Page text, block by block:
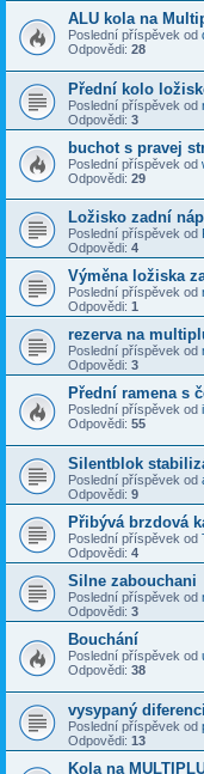
ALU kola na
Poslední příspěvek od
Odpovědi: 28
Přední kolo
Poslední příspěvek od
Odpovědi: 3
buchot s pravej
Poslední příspěvek od
Odpovědi: 29
Ložisko zadní
Poslední příspěvek od
Odpovědi: 4
Výměna ložiska
Poslední příspěvek od
Odpovědi: 1
rezerva na
Poslední příspěvek od
Odpovědi: 3
Přední ramena s
Poslední příspěvek od
Odpovědi: 55
Silentblok
Poslední příspěvek od
Odpovědi: 9
Přibývá brzdová
Poslední příspěvek od
Odpovědi: 4
Silne zabouchani
Poslední příspěvek od
Odpovědi: 3
Bouchání
Poslední příspěvek od
Odpovědi: 38
vysypaný
Poslední příspěvek od
Odpovědi: 13
Kola na